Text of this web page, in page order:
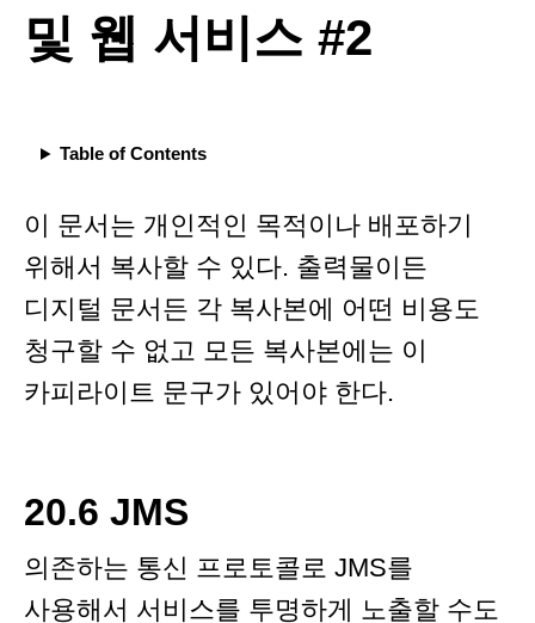
및 웹 서비스 #2
Table of Contents
이 문서는 개인적인 목적이나 배포하기
위해서 복사할 수 있다. 출력물이든
디지털 문서든 각 복사본에 어떤 비용도
청구할 수 없고 모든 복사본에는 이
카피라이트 문구가 있어야 한다.
20.6 JMS
의존하는 통신 프로토콜로 JMS를
사용해서 서비스를 투명하게 노출할 수도